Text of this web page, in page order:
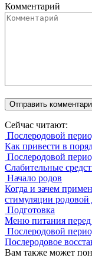
Комментарий
Сейчас читают:
Послеродовой
Как привести в
Послеродовой
Слабительные
Начало родов
Когда и зачем
стимуляции родовой
Подготовка
Меню питания перед
Послеродовой
Послеродовое
Вам также может